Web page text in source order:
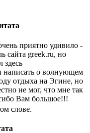
приятно удивило -
сайта greek.ru, но
здесь
написать о волнующем
отдыха на Эгине, но
не мог, что мне так
Вам большое!!!
слове.